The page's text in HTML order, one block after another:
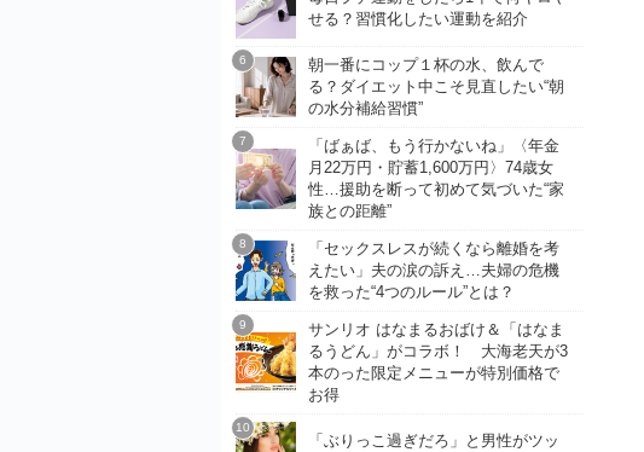
せる？習慣化したい運動を紹介
朝一番にコップ１杯の水、飲んで
る？ダイエット中こそ見直したい“朝
の水分補給習慣”
「ばぁば、もう行かないね」〈年金
月22万円・貯蓄1,600万円〉74歳女
性…援助を断って初めて気づいた“家
族との距離”
「セックスレスが続くなら離婚を考
えたい」夫の涙の訴え…夫婦の危機
を救った“4つのルール”とは？
サンリオ はなまるおばけ＆「はなま
るうどん」がコラボ！ 大海老天が3
本のった限定メニューが特別価格で
お得
「ぶりっこ過ぎだろ」と男性がツッ